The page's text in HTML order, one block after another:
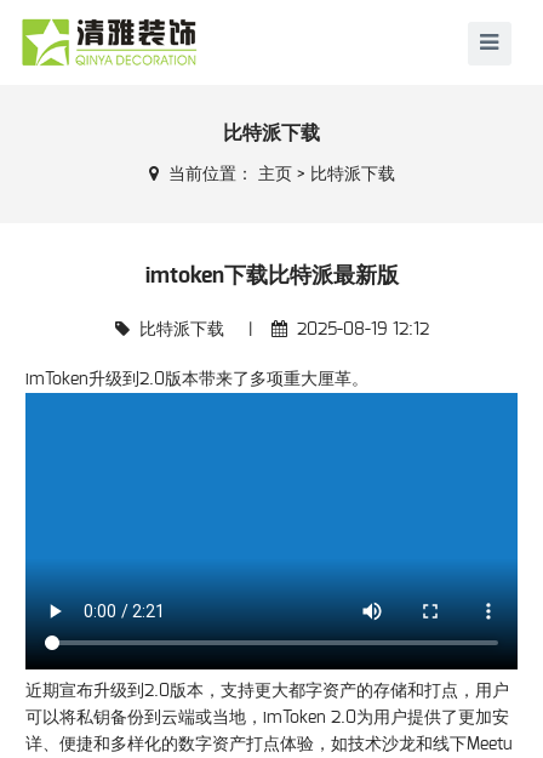
比特派下载
当前位置： 主页 > 比特派下载
imtoken下载比特派最新版
比特派下载| 2025-08-19 12:12
imToken升级到2.0版本带来了多项重大厘革。
近期宣布升级到2.0版本，支持更大都字资产的存储和打点，用户
可以将私钥备份到云端或当地，imToken 2.0为用户提供了更加安
详、便捷和多样化的数字资产打点体验，如技术沙龙和线下Meetu